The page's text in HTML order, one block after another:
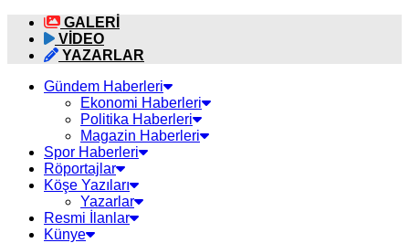
GALERİ
VİDEO
YAZARLAR
Gündem Haberleri
Ekonomi Haberleri
Politika Haberleri
Magazin Haberleri
Spor Haberleri
Röportajlar
Köşe Yazıları
Yazarlar
Resmi İlanlar
Künye